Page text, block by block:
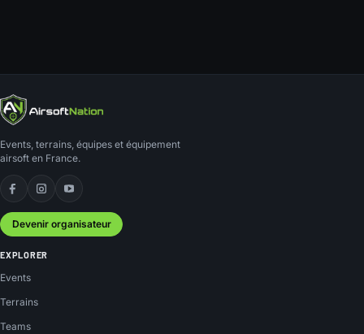
Events, terrains, équipes et équipement
airsoft en France.
Facebook
Instagram
YouTube
Devenir organisateur
EXPLORER
Events
Terrains
Teams